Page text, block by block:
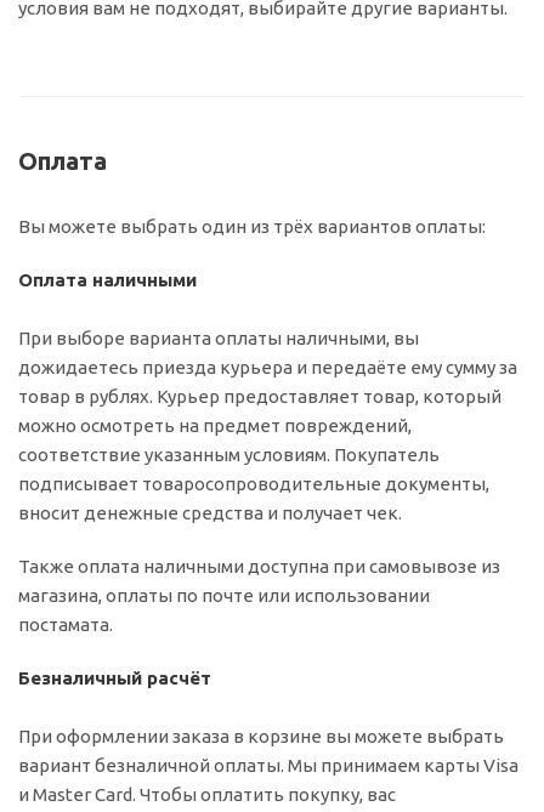
условия вам не подходят, выбирайте другие варианты.
Оплата
Вы можете выбрать один из трёх вариантов оплаты:
Оплата наличными
При выборе варианта оплаты наличными, вы
дожидаетесь приезда курьера и передаёте ему сумму за
товар в рублях. Курьер предоставляет товар, который
можно осмотреть на предмет повреждений,
соответствие указанным условиям. Покупатель
подписывает товаросопроводительные документы,
вносит денежные средства и получает чек.
Также оплата наличными доступна при самовывозе из
магазина, оплаты по почте или использовании
постамата.
Безналичный расчёт
При оформлении заказа в корзине вы можете выбрать
вариант безналичной оплаты. Мы принимаем карты Visa
и Master Card. Чтобы оплатить покупку, вас